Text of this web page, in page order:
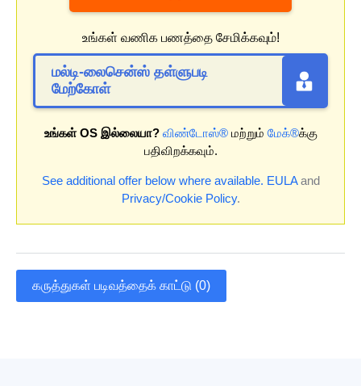
உங்கள் வணிக பணத்தை சேமிக்கவும்!
மல்டி-லைசென்ஸ் தள்ளுபடி
மேற்கோள்
உங்கள் OS இல்லையா? விண்டோஸ்®மற்றும் மேக்®க்கு
பதிவிறக்கவும்.
See additional offer below where available. EULAand
Privacy/Cookie Policy.
கருத்துகள் படிவத்தைக் காட்டு (0)